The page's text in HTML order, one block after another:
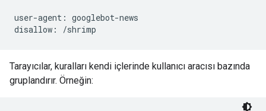
user-agent: googlebot-news
Tarayıcılar, kuralları kendi içlerinde kullanıcı aracısı bazında
gruplandırır. Örneğin: